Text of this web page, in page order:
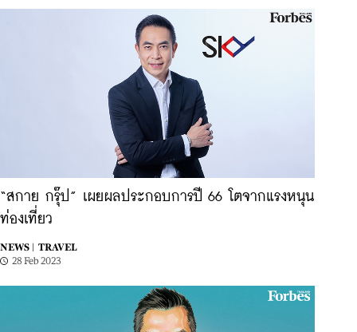
“สกาย กรุ๊ป” เผยผลประกอบการปี 66 โตจากแรงหนุน
ท่องเที่ยว
NEWS |
TRAVEL
28 Feb 2023